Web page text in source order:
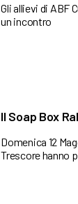
Gli allievi di ABF
un incontro
Il Soap Box
Domenica 12
Trescore hanno